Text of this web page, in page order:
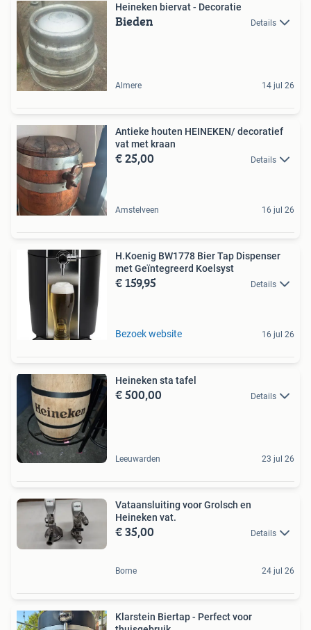
Heineken biervat - Decoratie
Bieden Details
Almere 14 jul 26
Antieke houten HEINEKEN/ decoratief
vat met kraan
€ 25,00 Details
Amstelveen 16 jul 26
H.Koenig BW1778 Bier Tap Dispenser
met Geïntegreerd Koelsyst
€ 159,95 Details
Bezoek website 16 jul 26
Heineken sta tafel
€ 500,00 Details
Leeuwarden 23 jul 26
Vataansluiting voor Grolsch en
Heineken vat.
€ 35,00 Details
Borne 24 jul 26
Klarstein Biertap - Perfect voor